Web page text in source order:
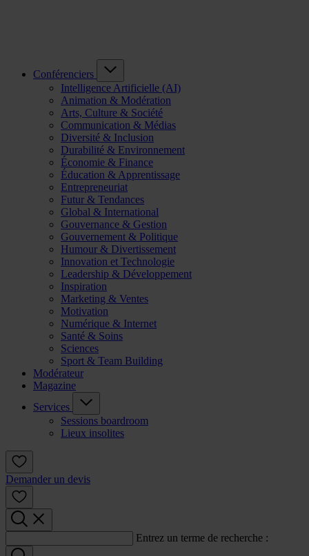
Conférenciers
Intelligence Artificielle (AI)
Animation & Modération
Arts, Culture & Société
Communication & Médias
Diversité & Inclusion
Durabilité & Environnement
Économie & Finance
Éducation & Apprentissage
Entrepreneuriat
Futur & Tendances
Global & International
Gouvernance & Gestion
Gouvernement & Politique
Humour & Divertissement
Innovation et Technologie
Leadership & Développement
Inspiration
Marketing & Ventes
Motivation
Numérique & Internet
Santé & Soins
Sciences
Sport & Team Building
Modérateur
Magazine
Services
Sessions boardroom
Lieux insolites
Demander un devis
Entrez un terme de recherche :